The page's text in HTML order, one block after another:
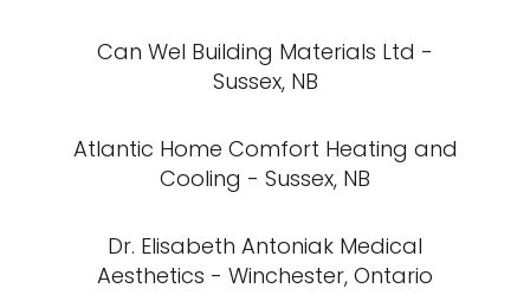
Can Wel Building Materials Ltd -
Sussex, NB
Atlantic Home Comfort Heating and
Cooling - Sussex, NB
Dr. Elisabeth Antoniak Medical
Aesthetics - Winchester, Ontario